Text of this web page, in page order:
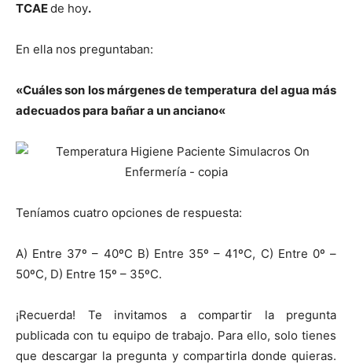
TCAEde hoy.
En ella nos preguntaban:
«Cuáles son los márgenes de temperatura del agua más
adecuados para bañar a un anciano«
Teníamos cuatro opciones de respuesta:
A) Entre 37º – 40ºC B) Entre 35º – 41ºC, C) Entre 0º –
50ºC, D) Entre 15º – 35ºC.
¡Recuerda! Te invitamos a compartir la pregunta
publicada con tu equipo de trabajo. Para ello, solo tienes
que descargar la pregunta y compartirla donde quieras.